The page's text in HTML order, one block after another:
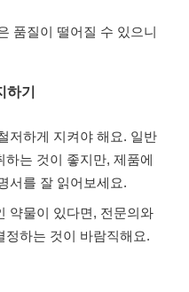
품질이 떨어질 수 있으니
하기
저하게 지켜야 해요. 일반
하는 것이 좋지만, 제품에
서를 잘 읽어보세요.
약물이 있다면, 전문의와
정하는 것이 바람직해요.